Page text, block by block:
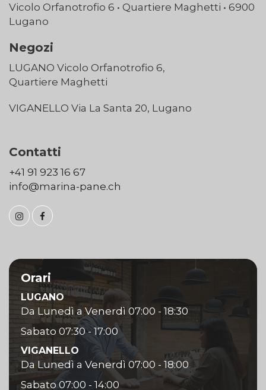
Vicolo Orfanotrofio 6 • Quartiere Maghetti • 6900
Lugano
Negozi
LUGANO Vicolo Orfanotrofio 6,
Quartiere Maghetti
VIGANELLO Via La Santa 20, Lugano
Contatti
+41 91 923 16 67
info@marina-pane.ch
Orari
LUGANO
Da Lunedì a Venerdì 07:00 - 18:30
Sabato 07:30 - 17:00
VIGANELLO
Da Lunedì a Venerdì 07:00 - 18:00
Sabato 07:00 - 14:00